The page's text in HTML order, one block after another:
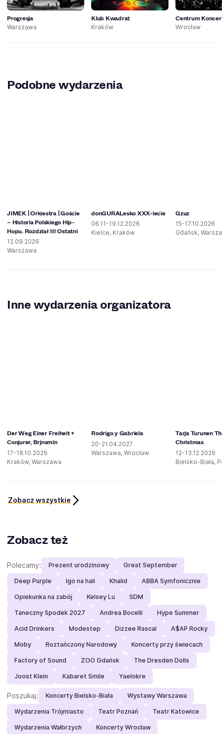
Progresja
Warszawa
Klub Kwadrat
Kraków
Centrum
Wrocław
Podobne wydarzenia
JIMEK | Orkiestra | Goście
– Historia Polskiego Hip-
Hopu. Rozdział III Ostatni
12.09.2026
Warszawa
donGURALesko XXX-lecie
06.11-19.12.2026
Kielce, Kraków
Gzuz
15-17.10.2026
Gdańsk,
Inne wydarzenia organizatora
Der Weg Einer Freiheit +
Conjurer, Brjnsmin
17-18.10.2026
Kraków, Warszawa
Rodrigo y Gabriela
20-21.04.2027
Warszawa, Wrocław
Tarja Turunen
Christmas
12-13.12.2026
Bielsko-Biała,
Zobacz wszystkie
Zobacz też
Polecamy: Prezent urodzinowy Great September
Deep Purple Igo na hali Khalid ABBA Symfonicznie
Opiekunka na zabój Kelsey Lu SDM
Taneczny Spodek 2027 Andrea Bocelli Hype Summer
Acid Drinkers Modestep Dizzee Rascal A$AP Rocky
Moby Roztańczony Narodowy Koncerty przy świecach
Factory of Sound ZOO Gdańsk The Dresden Dolls
Joost Klein Kabaret Smile Yaelokre
Poszukaj: Koncerty Bielsko-Biała Wystawy Warszawa
Wydarzenia Trójmiasto Teatr Poznań Teatr Katowice
Wydarzenia Wałbrzych Koncerty Wrocław